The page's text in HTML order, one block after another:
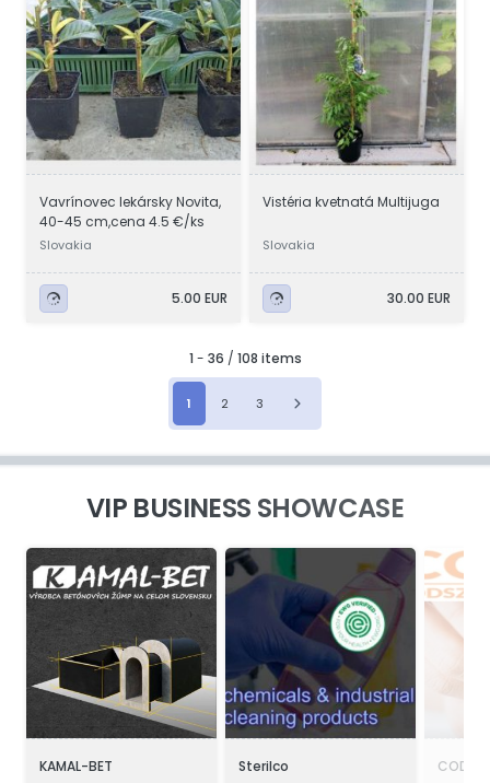
Vavrínovec lekársky Novita,
40-45 cm,cena 4.5 €/ks
Slovakia
5.00 EUR
Vistéria kvetnatá Multijuga
Slovakia
30.00 EUR
1 - 36 / 108 items
1 2 3
VIP BUSINESS SHOWCASE
KAMAL-BET Sterilco CODEX